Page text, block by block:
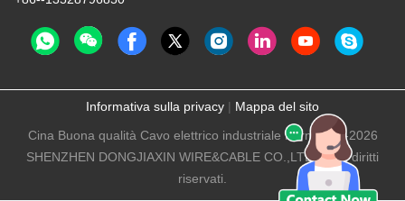
Informativa sulla privacy | Mappa del sito
Cina Buona qualità Cavo elettrico industriale Fornitore. -2026
SHENZHEN DONGJIAXIN WIRE&CABLE CO.,LTD Tutti i diritti
riservati.